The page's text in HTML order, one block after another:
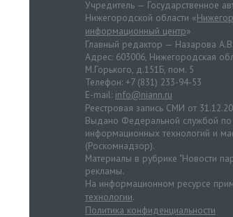
Учредитель — Государственное
Нижегородской области «
информационный центр»
Главный редактор — Назарова А.В.
Адрес: 603006, Нижегородская
М.Горького, д.151Б, пом. 5
Телефон: +7 (831) 233-94-53
E-mail: info@niann.ru
Реестровая запись СМИ от
Выдано Федеральной службой по
информационных технологий и
(Роскомнадзор).
Материалы в рубрике "Новости
рекламы.
На информационном ресурсе
технологии.
Политика конфиденциальности